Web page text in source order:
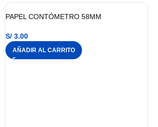
PAPEL CONTÓMETRO 58MM
S/ 3.00
AÑADIR AL CARRITO